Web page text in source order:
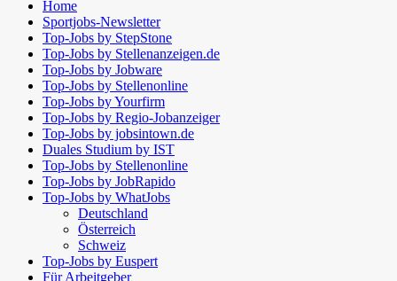
Home
Sportjobs-Newsletter
Top-Jobs by StepStone
Top-Jobs by Stellenanzeigen.de
Top-Jobs by Jobware
Top-Jobs by Stellenonline
Top-Jobs by Yourfirm
Top-Jobs by Regio-Jobanzeiger
Top-Jobs by jobsintown.de
Duales Studium by IST
Top-Jobs by Stellenonline
Top-Jobs by JobRapido
Top-Jobs by WhatJobs
Deutschland
Österreich
Schweiz
Top-Jobs by Euspert
Für Arbeitgeber